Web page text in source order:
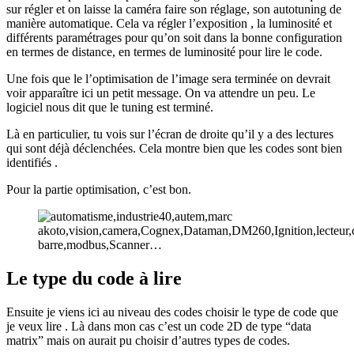
sur régler et on laisse la caméra faire son réglage, son autotuning de
manière automatique. Cela va régler l’exposition , la luminosité et
différents paramétrages pour qu’on soit dans la bonne configuration
en termes de distance, en termes de luminosité pour lire le code.
Une fois que le l’optimisation de l’image sera terminée on devrait
voir apparaître ici un petit message. On va attendre un peu. Le
logiciel nous dit que le tuning est terminé.
Là en particulier, tu vois sur l’écran de droite qu’il y a des lectures
qui sont déjà déclenchées. Cela montre bien que les codes sont bien
identifiés .
Pour la partie optimisation, c’est bon.
Le type du code à lire
Ensuite je viens ici au niveau des codes choisir le type de code que
je veux lire . Là dans mon cas c’est un code 2D de type “data
matrix” mais on aurait pu choisir d’autres types de codes.